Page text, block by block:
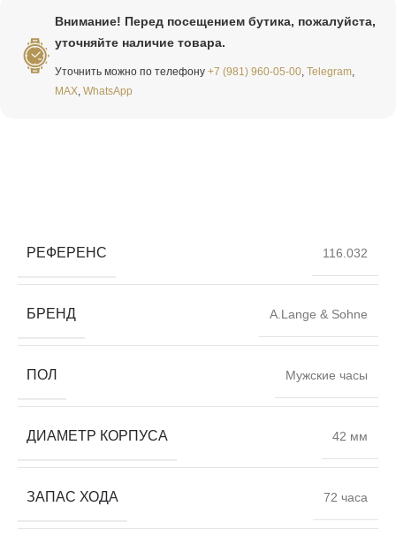
Внимание! Перед посещением бутика, пожалуйста,
уточняйте наличие товара.
Уточнить можно по телефону +7 (981) 960-05-00 Telegram
MAX WhatsApp
РЕФЕРЕНС 116.032
БРЕНД A.Lange & Sohne
ПОЛ Мужские часы
ДИАМЕТР КОРПУСА 42 мм
ЗАПАС ХОДА 72 часа